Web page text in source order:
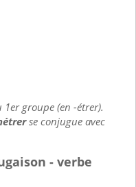
groupe (en -étrer).
se conjugue avec
- verbe